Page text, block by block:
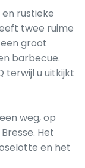
rustieke
twee ruime
groot
barbecue.
terwijl u uitkijkt
weg, op
Het
en het